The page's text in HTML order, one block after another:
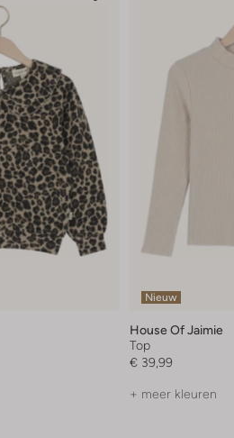
Nieuw
House Of Jaimie
Top
€ 39,99
+ meer kleuren